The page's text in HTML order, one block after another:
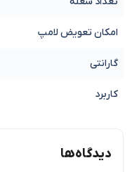
امکان تعویض لامپ
گارانتی
کاربرد
دیدگاه‌ها